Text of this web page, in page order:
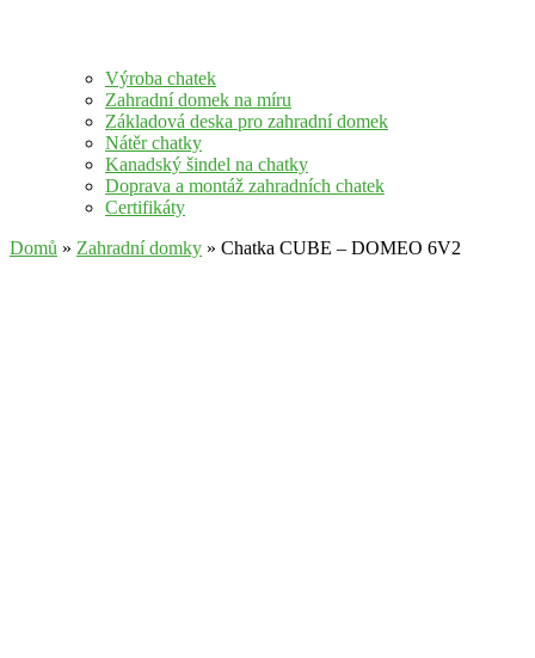
Výroba chatek
Zahradní domek na míru
Základová deska pro zahradní domek
Nátěr chatky
Kanadský šindel na chatky
Doprava a montáž zahradních chatek
Certifikáty
Domů » Zahradní domky » Chatka CUBE – DOMEO 6V2